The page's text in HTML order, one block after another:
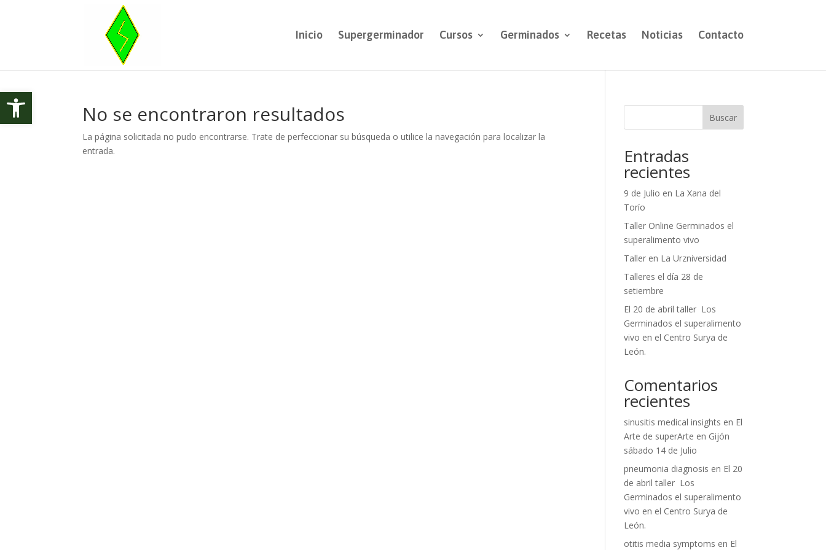
Abrir barra de herramientas
Inicio Supergerminador Cursos Germinados Recetas Noticias Contacto
No se encontraron resultados
La página solicitada no pudo encontrarse. Trate de perfeccionar su búsqueda o utilice la navegación para localizar la
entrada.
Buscar
Entradas
recientes
9 de Julio en La Xana del
Torío
Taller Online Germinados el
superalimento vivo
Taller en La Urzniversidad
Talleres el día 28 de
setiembre
El 20 de abril taller Los
Germinados el superalimento
vivo en el Centro Surya de
León.
Comentarios
recientes
sinusitis medical insights en El
Arte de superArte en Gijón
sábado 14 de Julio
pneumonia diagnosis en El 20
de abril taller Los
Germinados el superalimento
vivo en el Centro Surya de
León.
otitis media symptoms en El